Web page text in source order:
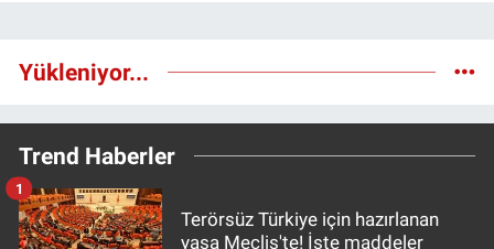
Yükleniyor...
Trend Haberler
Terörsüz Türkiye için hazırlanan
yasa Meclis'te! İşte maddeler
1